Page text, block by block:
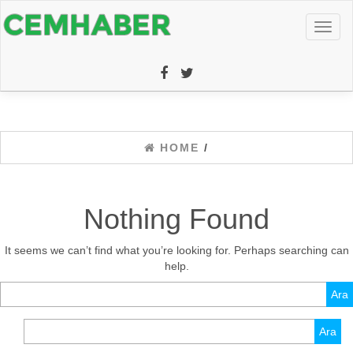
HOME /
Nothing Found
It seems we can’t find what you’re looking for. Perhaps searching can
help.